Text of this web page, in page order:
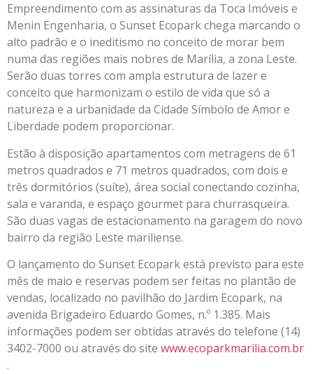
Empreendimento com as assinaturas da Toca Imóveis e
Menin Engenharia, o Sunset Ecopark chega marcando o
alto padrão e o ineditismo no conceito de morar bem
numa das regiões mais nobres de Marília, a zona Leste.
Serão duas torres com ampla estrutura de lazer e
conceito que harmonizam o estilo de vida que só a
natureza e a urbanidade da Cidade Símbolo de Amor e
Liberdade podem proporcionar.
Estão à disposição apartamentos com metragens de 61
metros quadrados e 71 metros quadrados, com dois e
três dormitórios (suíte), área social conectando cozinha,
sala e varanda, e espaço gourmet para churrasqueira.
São duas vagas de estacionamento na garagem do novo
bairro da região Leste mariliense.
O lançamento do Sunset Ecopark está previsto para este
mês de maio e reservas podem ser feitas no plantão de
vendas, localizado no pavilhão do Jardim Ecopark, na
avenida Brigadeiro Eduardo Gomes, n.º 1.385. Mais
informações podem ser obtidas através do telefone (14)
3402-7000 ou através do site www.ecoparkmarilia.com.br
.